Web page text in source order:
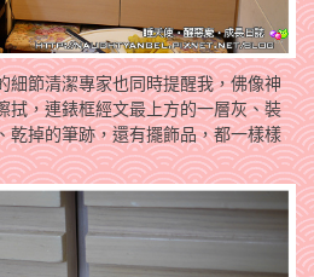
細節清潔專家也同時提醒我，佛像神
拭，連錶框經文最上方的一層灰、裝
乾掉的筆跡，還有擺飾品，都一樣樣